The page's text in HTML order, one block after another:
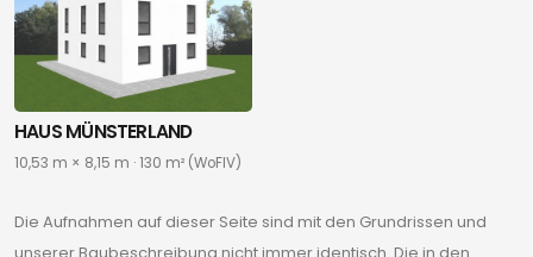
HAUS MÜNSTERLAND
10,53 m × 8,15 m · 130 m² (WoFIV)
Die Aufnahmen auf dieser Seite sind mit den Grundrissen und